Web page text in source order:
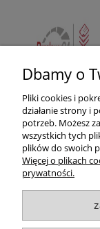
Dbamy o
Pliki cookies i
działanie strony i
potrzeb. Możesz
wszystkich tych
plików do swoich
Więcej o plikach
prywatności.